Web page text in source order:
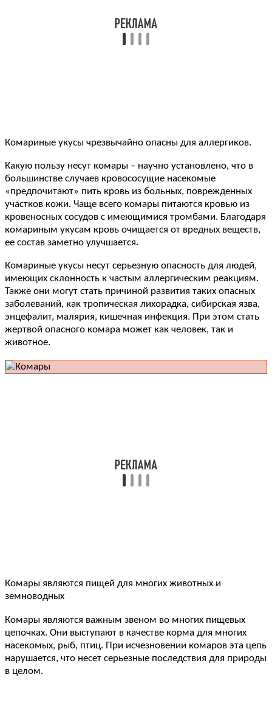
Комариные укусы чрезвычайно опасны для аллергиков.
Какую пользу несут комары – научно установлено, что в
большинстве случаев кровососущие насекомые
«предпочитают» пить кровь из больных, поврежденных
участков кожи. Чаще всего комары питаются кровью из
кровеносных сосудов с имеющимися тромбами. Благодаря
комариным укусам кровь очищается от вредных веществ,
ее состав заметно улучшается.
Комариные укусы несут серьезную опасность для людей,
имеющих склонность к частым аллергическим реакциям.
Также они могут стать причиной развития таких опасных
заболеваний, как тропическая лихорадка, сибирская язва,
энцефалит, малярия, кишечная инфекция. При этом стать
жертвой опасного комара может как человек, так и
животное.
Комары являются пищей для многих животных и
земноводных
Комары являются важным звеном во многих пищевых
цепочках. Они выступают в качестве корма для многих
насекомых, рыб, птиц. При исчезновении комаров эта цепь
нарушается, что несет серьезные последствия для природы
в целом.